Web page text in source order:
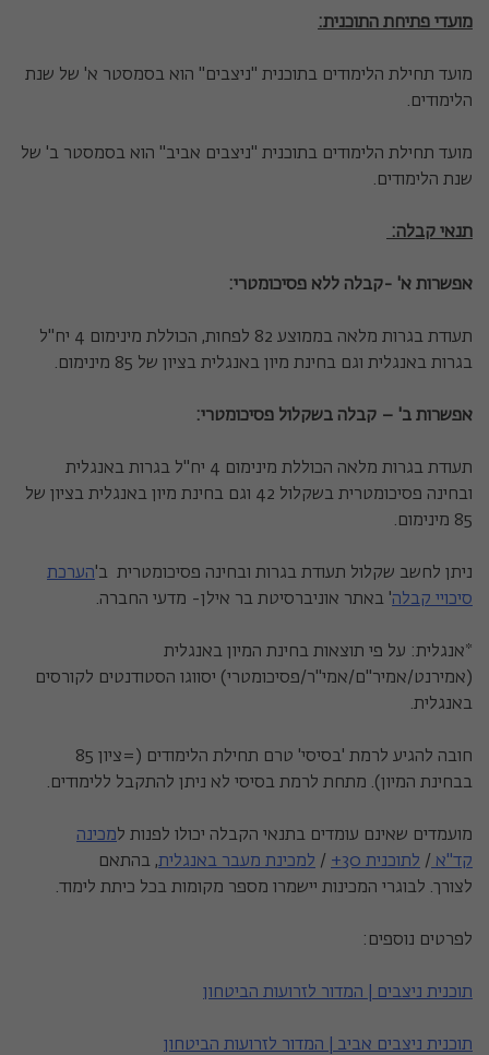
מועדי פתיחת התוכנית:
מועד תחילת הלימודים בתוכנית "ניצבים" הוא בסמסטר א' של שנת
הלימודים.
מועד תחילת הלימודים בתוכנית "ניצבים אביב" הוא בסמסטר ב' של
שנת הלימודים.
תנאי קבלה:
אפשרות א' -קבלה ללא פסיכומטרי:
תעודת בגרות מלאה בממוצע 82 לפחות, הכוללת מינימום 4 יח"ל
בגרות באנגלית וגם בחינת מיון באנגלית בציון של 85 מינימום.
אפשרות ב' – קבלה בשקלול פסיכומטרי:
תעודת בגרות מלאה הכוללת מינימום 4 יח"ל בגרות באנגלית
ובחינה פסיכומטרית בשקלול 42 וגם בחינת מיון באנגלית בציון של
85 מינימום.
ניתן לחשב שקלול תעודת בגרות ובחינה פסיכומטרית ב'הערכת
סיכויי קבלה' באתר אוניברסיטת בר אילן- מדעי החברה.
*אנגלית: על פי תוצאות בחינת המיון באנגלית
(אמירנט/אמיר"ם/אמי"ר/פסיכומטרי) יסווגו הסטודנטים לקורסים
באנגלית.
בבחינת המיון). מתחת לרמת בסיסי לא ניתן להתקבל ללימודים.
מועמדים שאינם עומדים בתנאי הקבלה יכולו לפנות למכינה
קד"א / לתוכנית 30+ / למכינת מעבר באנגלית, בהתאם
לצורך. לבוגרי המכינות יישמרו מספר מקומות בכל כיתת לימוד.
לפרטים נוספים:
תוכנית ניצבים | המדור לזרועות הביטחון
תוכנית ניצבים אביב | המדור לזרועות הביטחון